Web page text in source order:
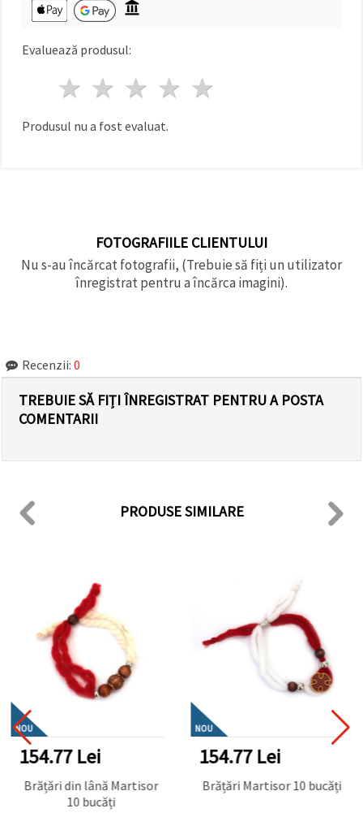
Evaluează produsul:
4 stele
3 stele
2 stele
1 stea
Produsul nu a fost evaluat.
FOTOGRAFIILE CLIENTULUI
Nu s-au încărcat fotografii, (Trebuie să fiți un utilizator
înregistrat pentru a încărca imagini).
Recenzii: 0
TREBUIE SĂ FIȚI ÎNREGISTRAT PENTRU A POSTA
COMENTARII
PRODUSE SIMILARE
NOU
154.77 Lei
Brățări din lână Martisor
10 bucăți
NOU
154.77 Lei
Brățări Martisor 10 bucăți